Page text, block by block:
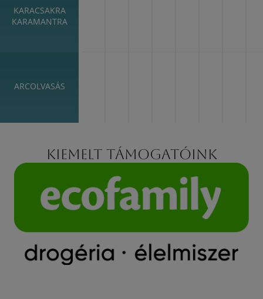
KARACSAKRA
KARAMANTRA
ARCOLVASÁS
Kiemelt támogatóink